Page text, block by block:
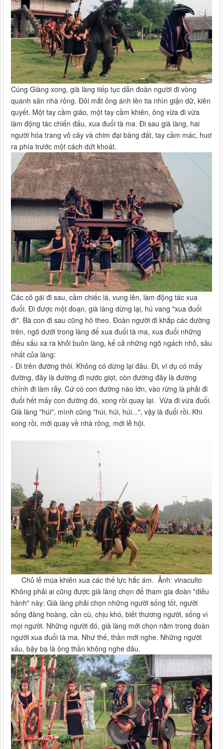
Cúng Giàng xong, già làng tiếp tục dẫn đoàn người đi vòng
quanh sân nhà rông. Đôi mắt ông ánh lên tia nhìn giận dữ, kiên
quyết. Một tay cầm giáo, một tay cầm khiên, ông vừa đi vừa
làm động tác chiến đấu, xua đuổi tà ma. Đi sau già làng, hai
người hóa trang vỏ cây và chim đại bàng đất, tay cầm mác, huơ
ra phía trước một cách dứt khoát.
Các cô gái đi sau, cầm chiếc lá, vung lên, làm động tác xua
đuổi. Đi được một đoạn, già làng dừng lại, hú vang "xua đuổi
đi". Bà con đi sau cũng hô theo. Đoàn người đi khắp các đường
trên, ngõ dưới trong làng để xua đuổi tà ma, xua đuổi những
điều xấu xa ra khỏi buôn làng, kể cả những ngõ ngách nhỏ, sâu
nhất của làng:
- Đi trên đường thôi. Không có dừng lại đâu. Đi, ví dụ có mấy
đường, đây là đường đi nước giọt, còn đường đây là đường
chính đi làm rẫy. Cứ có con đường nào lớn, vào rừng là phải đi
đuổi hết mấy con đường đó, xong rồi quay lại. Vừa đi vừa đuổi.
Già làng "húi", mình cũng "húi, húi, húi...", vậy là đuổi rồi. Khi
xong rồi, mới quay về nhà rông, mới lễ hội.
Chủ lễ múa khiên xua các thế lực hắc ám. Ảnh: vinaculto
Không phải ai cũng được già làng chọn để tham gia đoàn "diễu
hành" này: Già làng phải chọn những người sống tốt, người
sống đàng hoàng, cần cù, chịu khó, biết thương người, sống vì
mọi người. Những người đó, già làng mới chọn nằm trong đoàn
người xua đuổi tà ma. Như thế, thần mới nghe. Những người
xấu, bậy bạ là ông thần không nghe đâu.